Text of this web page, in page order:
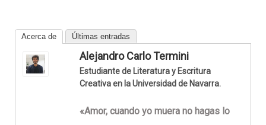
Acerca de Últimas entradas
Alejandro Carlo Termini
Estudiante de Literatura y Escritura
Creativa en la Universidad de Navarra.
«Amor, cuando yo muera no hagas lo